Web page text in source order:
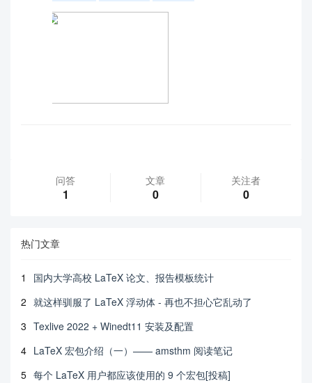
问答
1
文章
0
关注者
0
热门文章
1
国内大学高校 LaTeX 论文、报告模板统计
2 就这样驯服了 LaTeX 浮动体 - 再也不担心它乱动了
3 Texlive 2022 + Winedt11 安装及配置
4 LaTeX 宏包介绍（一）—— amsthm 阅读笔记
5 每个 LaTeX 用户都应该使用的 9 个宏包[投稿]